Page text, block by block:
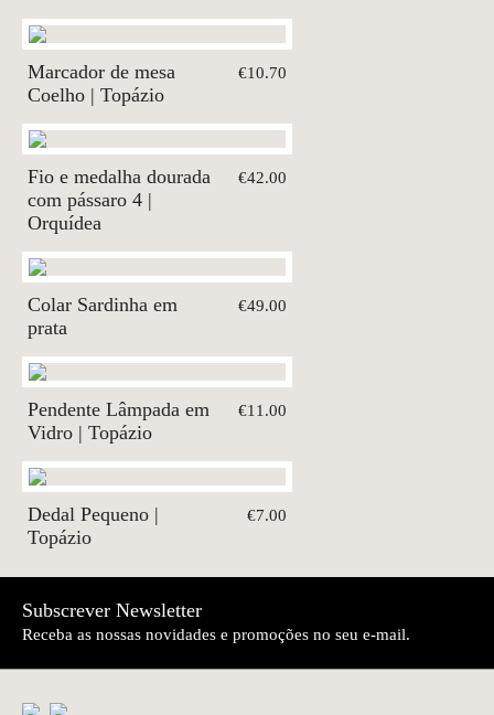
Marcador de mesa
Coelho | Topázio
€10.70
Fio e medalha dourada
com pássaro 4 |
Orquídea
€42.00
Colar Sardinha em
prata
€49.00
Pendente Lâmpada em
Vidro | Topázio
€11.00
Dedal Pequeno |
Topázio
€7.00
Subscrever Newsletter
Receba as nossas novidades e promoções no seu e-mail.